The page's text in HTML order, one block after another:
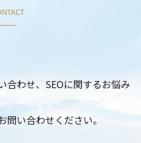
合わせ、SEOに関するお悩み
い合わせください。